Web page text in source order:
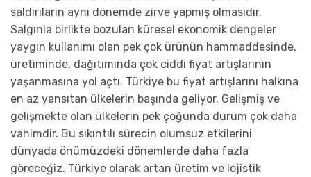
saldırıların aynı dönemde zirve yapmış olmasıdır.
Salgınla birlikte bozulan küresel ekonomik dengeler
yaygın kullanımı olan pek çok ürünün hammaddesinde,
üretiminde, dağıtımında çok ciddi fiyat artışlarının
yaşanmasına yol açtı. Türkiye bu fiyat artışlarını halkına
en az yansıtan ülkelerin başında geliyor. Gelişmiş ve
gelişmekte olan ülkelerin pek çoğunda durum çok daha
vahimdir. Bu sıkıntılı sürecin olumsuz etkilerini
dünyada önümüzdeki dönemlerde daha fazla
göreceğiz. Türkiye olarak artan üretim ve lojistik